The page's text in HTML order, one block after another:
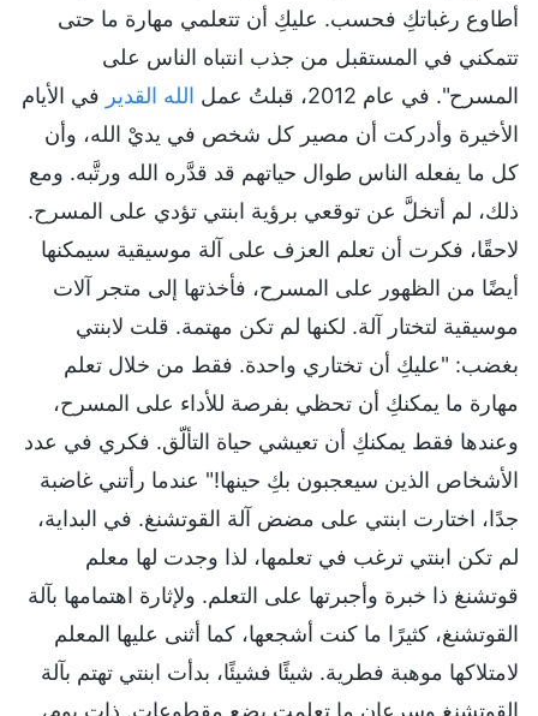
أطاوع رغباتكِ فحسب. عليكِ أن تتعلمي مهارة ما حتى
تتمكني في المستقبل من جذب انتباه الناس على
المسرح". في عام 2012، قبلتُ عمل
الله القدير في الأيام
الأخيرة وأدركت أن مصير كل شخص في يديْ الله، وأن
كل ما يفعله الناس طوال حياتهم قد قدَّره الله ورتَّبه. ومع
ذلك، لم أتخلَّ عن توقعي برؤية ابنتي تؤدي على المسرح.
لاحقًا، فكرت أن تعلم العزف على آلة موسيقية سيمكنها
أيضًا من الظهور على المسرح، فأخذتها إلى متجر آلات
موسيقية لتختار آلة. لكنها لم تكن مهتمة. قلت لابنتي
بغضب: "عليكِ أن تختاري واحدة. فقط من خلال تعلم
مهارة ما يمكنكِ أن تحظي بفرصة للأداء على المسرح،
وعندها فقط يمكنكِ أن تعيشي حياة التألّق. فكري في عدد
الأشخاص الذين سيعجبون بكِ حينها!" عندما رأتني غاضبة
جدًا، اختارت ابنتي على مضض آلة القوتشنغ. في البداية،
لم تكن ابنتي ترغب في تعلمها، لذا وجدت لها معلم
قوتشنغ ذا خبرة وأجبرتها على التعلم. ولإثارة اهتمامها بآلة
القوتشنغ، كثيرًا ما كنت أشجعها، كما أثنى عليها المعلم
لامتلاكها موهبة فطرية. شيئًا فشيئًا، بدأت ابنتي تهتم بآلة
القوتشنغ وسرعان ما تعلمت بضع مقطوعات. ذات يوم،